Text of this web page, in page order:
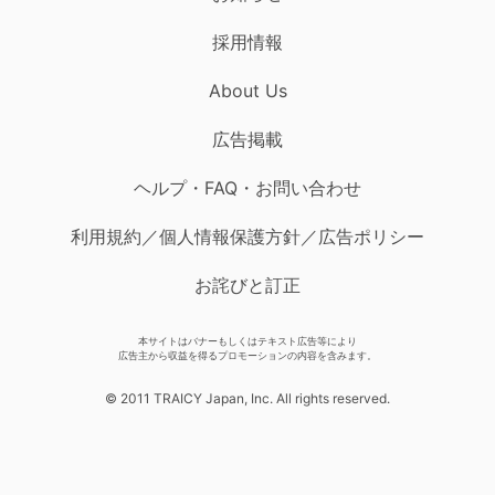
採用情報
About Us
広告掲載
ヘルプ・FAQ・お問い合わせ
利用規約／個人情報保護方針／広告ポリシー
お詫びと訂正
本サイトはバナーもしくはテキスト広告等により
広告主から収益を得るプロモーションの内容を含みます。
© 2011 TRAICY Japan, Inc. All rights reserved.